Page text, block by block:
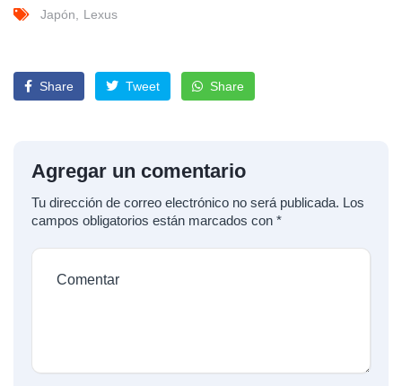
Japón Lexus
Share Tweet Share
Agregar un comentario
Tu dirección de correo electrónico no será publicada. Los
campos obligatorios están marcados con *